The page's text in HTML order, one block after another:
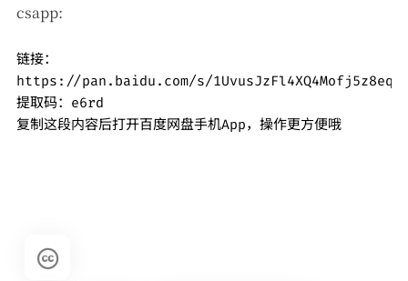
csapp:
链接：
https://pan.baidu.com/s/1UvusJzFl4XQ4Mofj5z8eqA
提取码：e6rd
复制这段内容后打开百度网盘手机App，操作更方便哦